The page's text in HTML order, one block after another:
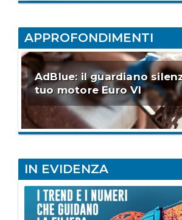
APPROFONDIMENTI
AdBlue: il guardiano
tuo motore Euro VI
IN EVIDENZA